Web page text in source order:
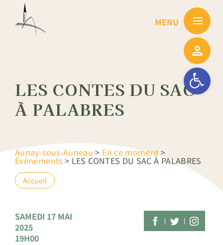
Ouvrir la
LES CONTES DU SAC
À PALABRES
Aunay-sous-Auneau > En ce moment>
Évènements > LES CONTES DU SAC À PALABRES
Accueil
SAMEDI 17 MAI
2025
19H00